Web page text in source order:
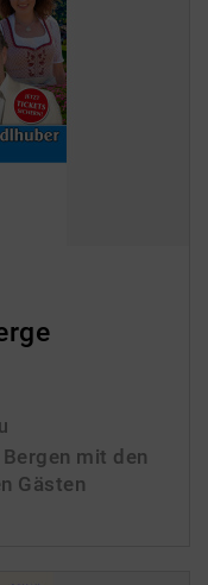
mit den
Gästen